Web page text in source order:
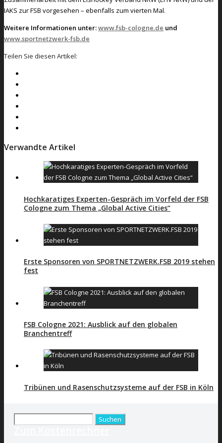
IAKS zur FSB vorgesehen – ebenfalls zum vierten Mal.
Weitere Informationen unter:www.fsb-cologne.de und
www.sportnetzwerk-fsb.de
Teilen Sie diesen Artikel:
Verwandte Artikel
Hochkaratiges Experten-Gespräch im Vorfeld der FSB
Cologne zum Thema „Global Active Cities“
Erste Sponsoren von SPORTNETZWERK.FSB 2019 stehen
fest
FSB Cologne 2021: Ausblick auf den globalen
Branchentreff
Tribünen und Rasenschutzsysteme auf der FSB in Köln